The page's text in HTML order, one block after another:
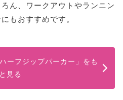
ん、ワークアウトやランニン
もおすすめです。
ーフジップパーカー」をも
見る